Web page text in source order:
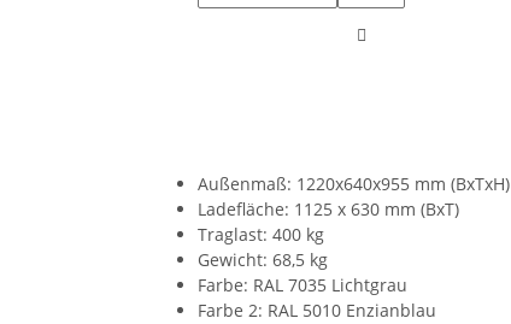
Außenmaß: 1220x640x955 mm (BxTxH)
Ladefläche: 1125 x 630 mm (BxT)
Traglast: 400 kg
Gewicht: 68,5 kg
Farbe: RAL 7035 Lichtgrau
Farbe 2: RAL 5010 Enzianblau